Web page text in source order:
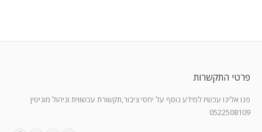
פרטי התקשרות
פנו אלינו עכשיו למידע נוסף על יחסי ציבור,תקשורת עכשווית וניהול מוניטין
0522508109